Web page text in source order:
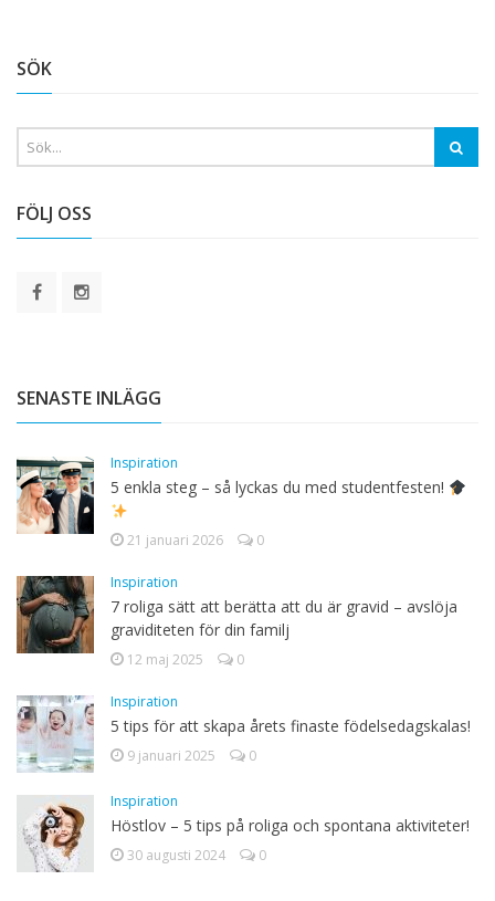
SÖK
FÖLJ OSS
SENASTE INLÄGG
Inspiration
5 enkla steg – så lyckas du med studentfesten!
21 januari 2026 0
Inspiration
7 roliga sätt att berätta att du är gravid – avslöja
graviditeten för din familj
12 maj 2025 0
Inspiration
5 tips för att skapa årets finaste födelsedagskalas!
9 januari 2025 0
Inspiration
Höstlov – 5 tips på roliga och spontana aktiviteter!
30 augusti 2024 0